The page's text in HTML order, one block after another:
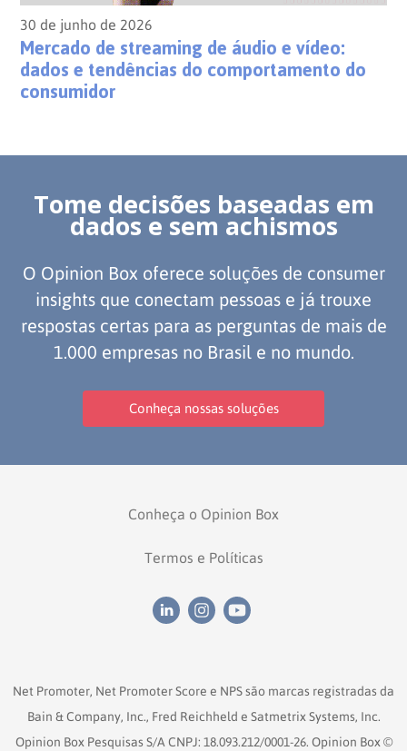
30 de junho de 2026
Mercado de streaming de áudio e vídeo:
dados e tendências do comportamento do
consumidor
Tome decisões baseadas em
dados e sem achismos
O Opinion Box oferece soluções de consumer
insights que conectam pessoas e já trouxe
respostas certas para as perguntas de mais de
1.000 empresas no Brasil e no mundo.
Conheça nossas soluções
Conheça o Opinion Box
Termos e Políticas
Net Promoter, Net Promoter Score e NPS são marcas registradas da
Bain & Company, Inc., Fred Reichheld e Satmetrix Systems, Inc.
Opinion Box Pesquisas S/A CNPJ: 18.093.212/0001-26. Opinion Box ©